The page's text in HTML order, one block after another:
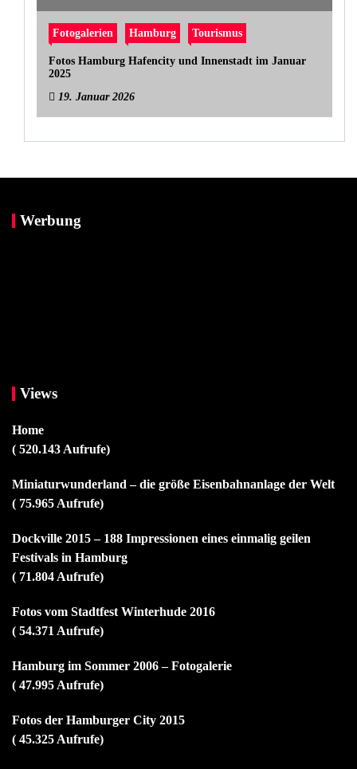
Fotogalerien Hamburg Tourismus
Fotos Hamburg Hafencity und Innenstadt im Januar
2025
19. Januar 2026
Werbung
Views
Home
( 520.143 Aufrufe)
Miniaturwunderland – die größe Eisenbahnanlage der Welt
( 75.965 Aufrufe)
Dockville 2015 – 188 Impressionen eines einmalig geilen
Festivals in Hamburg
( 71.804 Aufrufe)
Fotos vom Stadtfest Winterhude 2016
( 54.371 Aufrufe)
Hamburg im Sommer 2006 – Fotogalerie
( 47.995 Aufrufe)
Fotos der Hamburger City 2015
( 45.325 Aufrufe)